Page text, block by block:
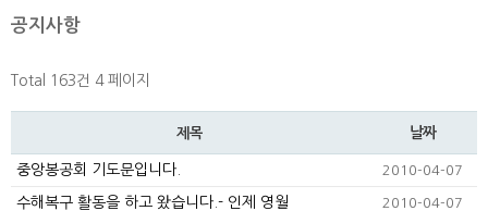
공지사항
Total 163건 4 페이지
제목 날짜
중앙봉공회 기도문입니다. 2010-04-07
수해복구 활동을 하고 왔습니다.- 인제 영월 2010-04-07